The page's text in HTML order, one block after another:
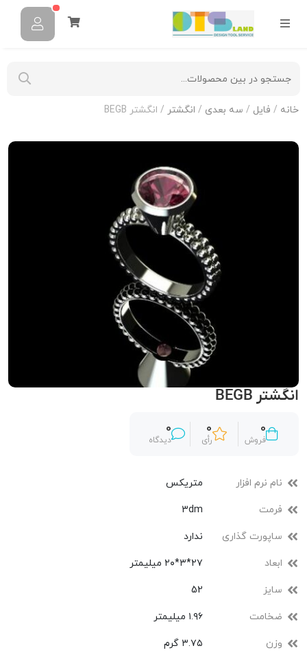
خانه / فایل / سه بعدی / انگشتر / انگشتر BEGB
انگشتر BEGB
0
فروش
0
رأی
0
دیدگاه
نام نرم افزار متریکس
فرمت 3dm
ساپورت گذاری ندارد
ابعاد ۲۷*۳*۲۰ میلیمتر
سایز 52
ضخامت ۱.۹۶ میلیمتر
وزن ۳.۷۵ گرم